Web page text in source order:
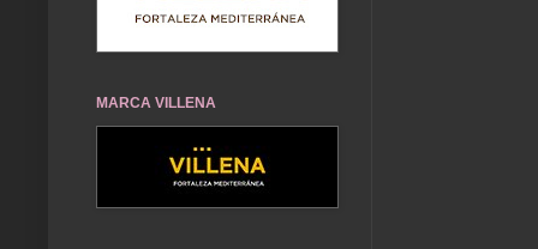
MARCA VILLENA